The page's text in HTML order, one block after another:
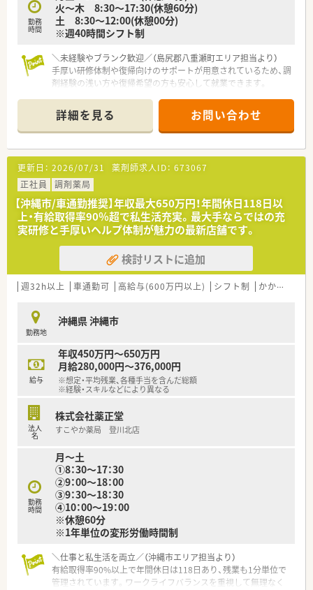
勤務
時間
火〜木 8:30〜17:30(休憩60分)
土 8:30〜12:00(休憩00分)
※週40時間シフト制
＼未経験やブランク歓迎／（島尻郡八重瀬町エリア担当より）
手厚い研修体制や復帰向けのサポートが用意されているため、調
剤経験の浅い方や復帰希望の方も安心して就業できます。
【店舗情報と応需状況について】
■近隣の総合病院から処方箋を応需しています。
■1日あたり約200枚の処方箋を常勤2名とパート3名、派遣1名
で対応します。
■ガラス張りの開放的な店内は、ピンク色のソファと木目調の家
具で統一された清潔感のある空間です。
【法人特徴について】
■沖縄県内に42店舗の調剤薬局を展開しており、地域に根差し
たサービスを提供する県内最大手の企業です。
■大手薬局チェーンと資本提携を行うことで、より質の高いサー
ビスを提供できる安定した経営基盤があります。
■調剤薬局事業のほか、ホテルやサロン、認可保育園の運営など
多角的な事業展開を行っています。
休日は119日と充実しています。
の奨学金返済支援制度もご用意しています。
■県内全域に店舗があるためヘルプ体制が充実しており、急な休
みにも柔軟に対応できる体制が整っています。
■自動ピッキング装置などの最新機器を積極的に導入し、業務の
DX化と効率化を推進しています。
■地域の小中高生を対象とした薬剤師体験会を定期的に開催し、
■外国人患者様にも対応できるよう、自社の薬剤師が講師となる
薬局英会話の研修も行っています。
詳細を見る お問い合わせ
更新日： 2026/07/31 薬剤師求人ID： 673067
正社員
調剤薬局
【沖縄市/車通勤推奨】年収最大650万円！年間休日118日以
上・有給取得率90％超で私生活充実。最大手ならではの充
実研修と手厚いヘルプ体制が魅力の最新店舗です。
検討リストに追加
週32h以上 車通勤可 高給与(600万円以上) シフト制 かかりつけ薬剤師
勤務地
沖縄県 沖縄市
給与
年収450万円～650万円
月給280,000円～376,000円
※想定・平均残業、各種手当を含んだ総額
※経験・スキルなどにより異なる
法人
名
株式会社薬正堂
すこやか薬局 登川北店
勤務
時間
月～土
①8：30～17：30
②9：00～18：00
③9：30～18：30
④10：00～19：00
※休憩60分
※1年単位の変形労働時間制
＼仕事と私生活を両立／（沖縄市エリア担当より）
有給取得率90%以上で年間休日は118日あり、残業も1分単位で
管理されています。ワークライフバランスを重視して無理なく